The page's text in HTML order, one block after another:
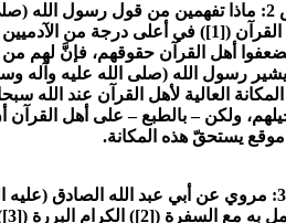
س 2: ماذا تفهمين من قول رسول الله
أهل القرآن ([1]) في أعلى درجة من
أهل القرآن حقوقهم، فإنَّ لهم من
رسول الله (صلى الله عليه وآله
المكانة العالية لأهل القرآن عند الله
ولكن – بالطبع – على أهل القرآن
يستحقّ هذه المكانة.
س 3: مروي عن أبي عبد الله الصادق